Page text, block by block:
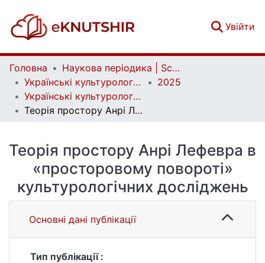
Увійти
Головна
Наукова періодика | Scientific periodicals
Українські культурологічні студії | Ukrainian Cultural Studies
2025
Українські культурологічні студії. № 2 (17)
Теорія простору Анрі Лефевра в «просторовому повороті» культурологічних досліджень
Теорія простору Анрі Лефевра в
«просторовому повороті»
культурологічних досліджень
Основні дані публікації
Тип публікації :